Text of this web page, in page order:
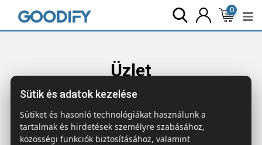
0
Üzlet
Főoldal Termékek Táskák & Utazás
hűtőtáska
Sütik és adatok kezelése
Sütiket és hasonló technológiákat használunk a
tartalmak és hirdetések személyre szabásához,
közösségi funkciók biztosításához, valamint